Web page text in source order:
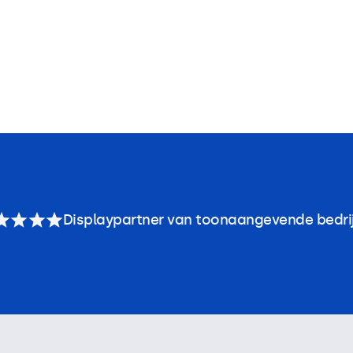
Displaypartner van toonaangevende